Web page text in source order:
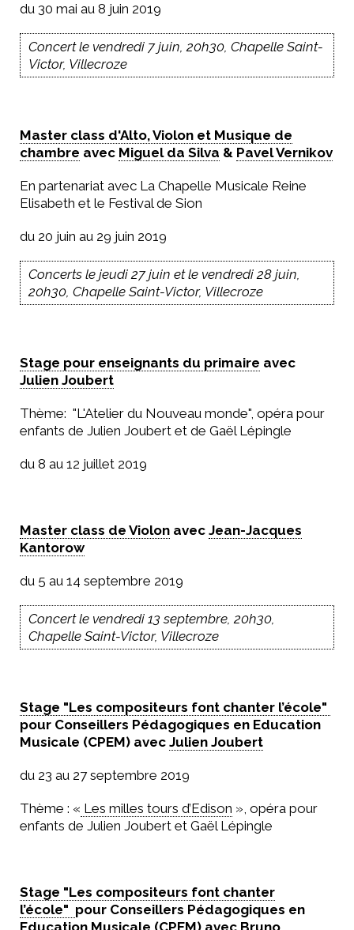
du 30 mai au 8 juin 2019
Concert le vendredi 7 juin, 20h30, Chapelle Saint-
Victor, Villecroze
Master class d'Alto, Violon et Musique de
chambre avec Miguel da Silva & Pavel Vernikov
En partenariat avec La Chapelle Musicale Reine
Elisabeth et le Festival de Sion
du 20 juin au 29 juin 2019
Concerts le jeudi 27 juin et le vendredi 28 juin,
20h30, Chapelle Saint-Victor, Villecroze
Stage pour enseignants du primaire avec
Julien Joubert
Thème: "L'Atelier du Nouveau monde", opéra pour
enfants de Julien Joubert et de Gaël Lépingle
du 8 au 12 juillet 2019
Master class de Violon avec Jean-Jacques
Kantorow
du 5 au 14 septembre 2019
Concert le vendredi 13 septembre, 20h30,
Chapelle Saint-Victor, Villecroze
Stage "Les compositeurs font chanter l’école"
pour Conseillers Pédagogiques en Education
Musicale (CPEM) avec Julien Joubert
du 23 au 27 septembre 2019
Thème : « Les milles tours d’Edison », opéra pour
enfants de Julien Joubert et Gaël Lépingle
Stage "Les compositeurs font chanter
l’école" pour Conseillers Pédagogiques en